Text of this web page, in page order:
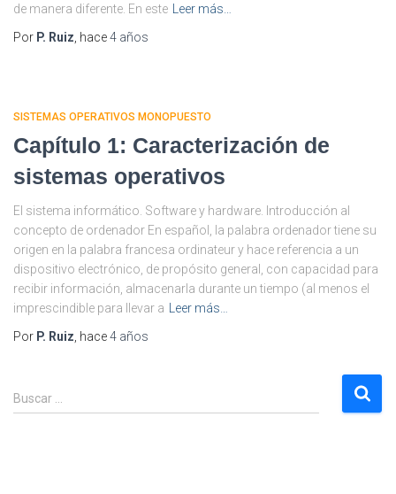
de manera diferente. En este
Leer más…
Por P. Ruiz , hace4 años
SISTEMAS OPERATIVOS MONOPUESTO
Capítulo 1: Caracterización de
sistemas operativos
El sistema informático. Software y hardware. Introducción al
concepto de ordenador En español, la palabra ordenador tiene su
origen en la palabra francesa ordinateur y hace referencia a un
dispositivo electrónico, de propósito general, con capacidad para
recibir información, almacenarla durante un tiempo (al menos el
imprescindible para llevar a
Leer más…
Por P. Ruiz , hace4 años
B
u
Buscar …